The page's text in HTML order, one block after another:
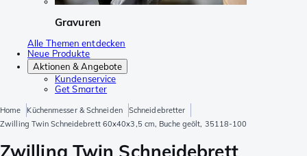
Gravuren
Alle Themen entdecken
Neue Produkte
Aktionen & Angebote
Kundenservice
Get Smarter
Home Küchenmesser & Schneiden
Schneidebretter
Zwilling Twin Schneidebrett 60x40x3,5 cm, Buche geölt, 35118-100